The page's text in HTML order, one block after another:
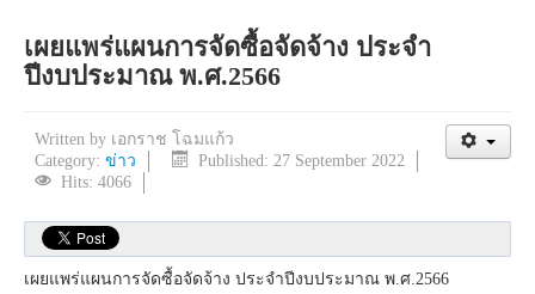
เผยแพร่แผนการจัดซื้อจัดจ้าง ประจำ
ปีงบประมาณ พ.ศ.2566
Written by เอกราช โฉมแก้ว
Category: ข่าว
Published: 27 September 2022
Hits: 4066
เผยแพร่แผนการจัดซื้อจัดจ้าง ประจำปีงบประมาณ พ.ศ.2566